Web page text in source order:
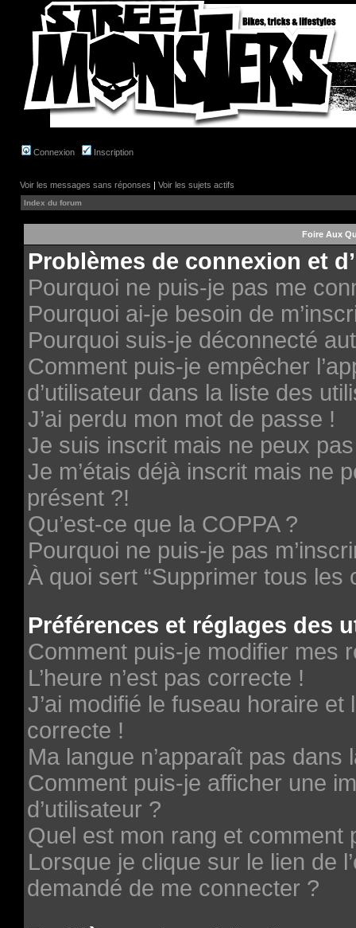
Connexion Inscription
Voir les messages sans réponses | Voir les sujets actifs
Index du forum
Foire Aux
Problèmes de connexion et
Pourquoi ne puis-je pas me
Pourquoi ai-je besoin de
Pourquoi suis-je déconnecté
Comment puis-je empêcher
d’utilisateur dans la liste des
J’ai perdu mon mot de passe !
Je suis inscrit mais ne peux
Je m’étais déjà inscrit mais ne
présent ?!
Qu’est-ce que la COPPA ?
Pourquoi ne puis-je pas
À quoi sert “Supprimer tous les
Préférences et réglages des
Comment puis-je modifier mes
L’heure n’est pas correcte !
J’ai modifié le fuseau horaire et
correcte !
Ma langue n’apparaît pas dans
Comment puis-je afficher une
d’utilisateur ?
Quel est mon rang et comment
Lorsque je clique sur le lien de
demandé de me connecter ?